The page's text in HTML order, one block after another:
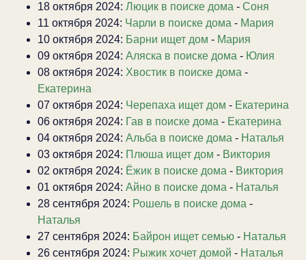
18 октября 2024: Люцик в поиске дома - Соня
11 октября 2024: Чарли в поиске дома - Мария
10 октября 2024: Барни ищет дом - Мария
09 октября 2024: Аляска в поиске дома - Юлия
08 октября 2024: Хвостик в поиске дома -
Екатерина
07 октября 2024: Черепаха ищет дом - Екатерина
06 октября 2024: Гав в поиске дома - Екатерина
04 октября 2024: Альба в поиске дома - Наталья
03 октября 2024: Плюша ищет дом - Виктория
02 октября 2024: Ёжик в поиске дома - Виктория
01 октября 2024: Айно в поиске дома - Наталья
28 сентября 2024: Рошель в поиске дома -
Наталья
27 сентября 2024: Байрон ищет семью - Наталья
26 сентября 2024: Рыжик хочет домой - Наталья